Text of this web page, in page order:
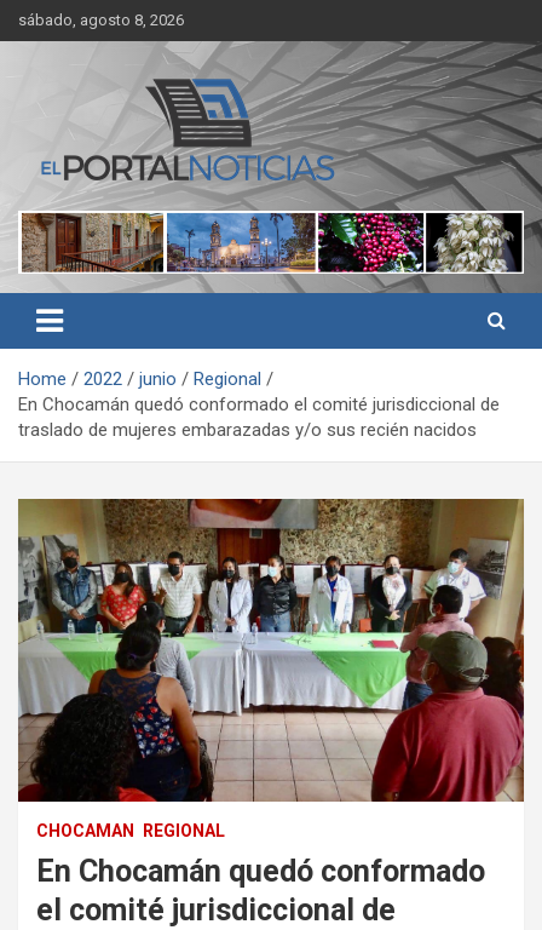
Skip
to
sábado, agosto 8, 2026
El Portal Noticias
Noticias de Córdoba, Veracruz y al región
Home 2022 junio
Regional
En Chocamán quedó conformado el comité jurisdiccional de
traslado de mujeres embarazadas y/o sus recién nacidos
CHOCAMAN REGIONAL
En Chocamán quedó conformado
el comité jurisdiccional de